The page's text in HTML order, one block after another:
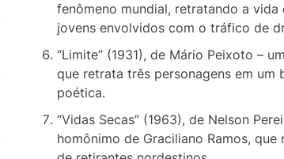
fenômeno mundial, retratando a
jovens envolvidos com o tráfico de
“Limite” (1931), de Mário Peixoto –
que retrata três personagens em um
poética.
“Vidas Secas” (1963), de Nelson
homônimo de Graciliano Ramos,